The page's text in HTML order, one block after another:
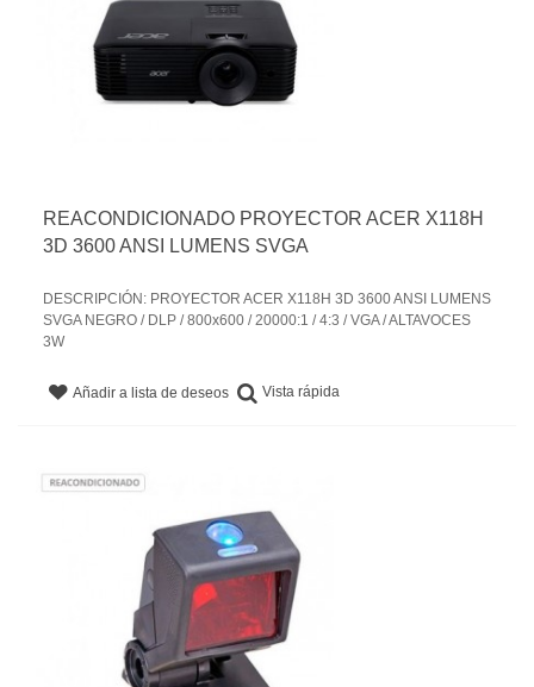
REACONDICIONADO PROYECTOR ACER X118H
3D 3600 ANSI LUMENS SVGA
DESCRIPCIÓN: PROYECTOR ACER X118H 3D 3600 ANSI LUMENS
SVGA NEGRO / DLP / 800x600 / 20000:1 / 4:3 / VGA / ALTAVOCES
3W
Añadir a lista de deseos Vista rápida